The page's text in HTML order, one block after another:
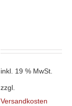
inkl. 19 % MwSt.
zzgl.
Versandkosten